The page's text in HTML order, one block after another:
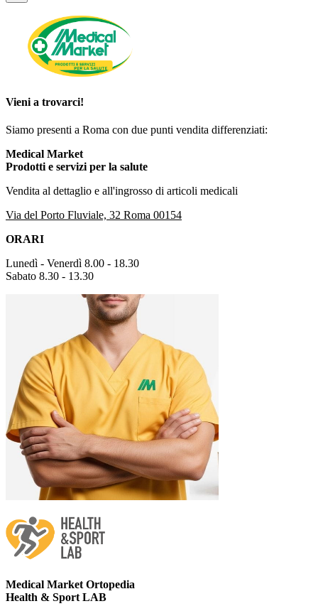
Vieni a trovarci!
Siamo presenti a Roma con due punti vendita differenziati:
Medical Market
Prodotti e servizi per la salute
Vendita al dettaglio e all'ingrosso di articoli medicali
Via del Porto Fluviale, 32 Roma 00154
ORARI
Lunedì - Venerdì 8.00 - 18.30
Sabato 8.30 - 13.30
Medical Market Ortopedia
Health & Sport LAB